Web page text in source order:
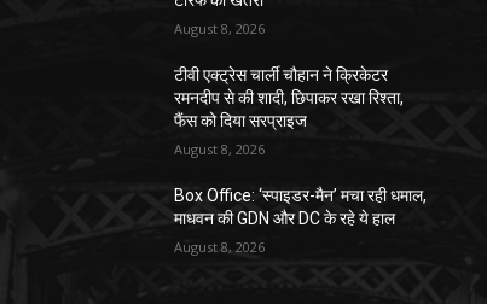
August 8, 2026
टीवी एक्ट्रेस चार्ली चौहान ने क्रिकेटर
रमनदीप से की शादी, छिपाकर रखा रिश्ता,
फैंस को दिया सरप्राइज
August 8, 2026
Box Office: ‘स्पाइडर-मैन’ मचा रही धमाल,
माधवन की GDN और DC के रहे ये हाल
August 8, 2026